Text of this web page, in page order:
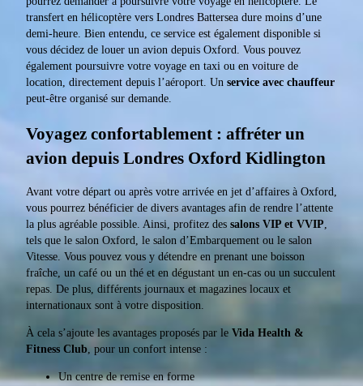
transfert en hélicoptère vers Londres Battersea dure moins d’une
demi-heure. Bien entendu, ce service est également disponible si
vous décidez de louer un avion depuis Oxford. Vous pouvez
également poursuivre votre voyage en taxi ou en voiture de
location, directement depuis l’aéroport. Un service avec chauffeur
peut-être organisé sur demande.
Voyagez confortablement : affréter un
avion depuis Londres Oxford Kidlington
Avant votre départ ou après votre arrivée en jet d’affaires à Oxford,
vous pourrez bénéficier de divers avantages afin de rendre l’attente
la plus agréable possible. Ainsi, profitez des salons VIP et VVIP,
tels que le salon Oxford, le salon d’Embarquement ou le salon
Vitesse. Vous pouvez vous y détendre en prenant une boisson
fraîche, un café ou un thé et en dégustant un en-cas ou un succulent
repas. De plus, différents journaux et magazines locaux et
internationaux sont à votre disposition.
À cela s’ajoute les avantages proposés par le Vida Health &
Fitness Club, pour un confort intense :
Un centre de remise en forme